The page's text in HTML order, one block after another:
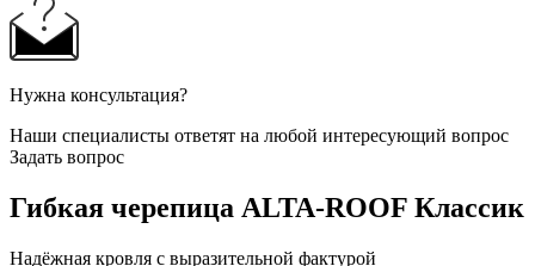
Нужна консультация?
Наши специалисты ответят на любой интересующий вопрос
Задать вопрос
Гибкая черепица ALTA-ROOF Классик
Надёжная кровля с выразительной фактурой